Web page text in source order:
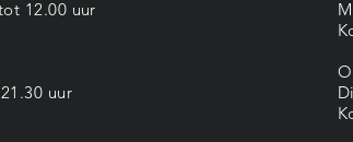
12.00 uur
uur